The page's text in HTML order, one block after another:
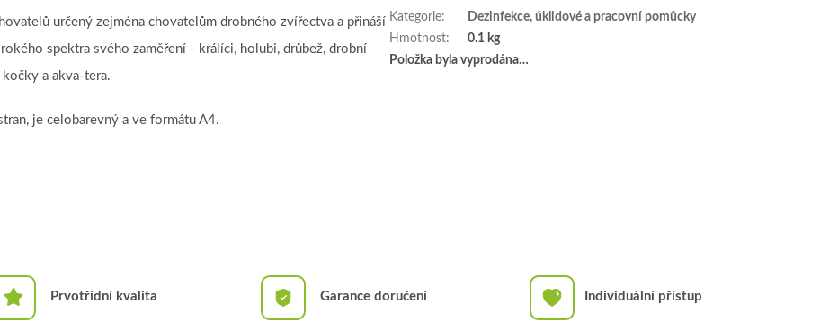
určený zejména chovatelům drobného zvířectva a přináší
spektra svého zaměření - králíci, holubi, drůbež, drobní
a akva-tera.
je celobarevný a ve formátu A4.
Kategorie:
Dezinfekce, úklidové a pracovní pomůcky
Hmotnost:
0.1 kg
Položka byla vyprodána…
Prvotřídní kvalita Garance doručení Individuální přístup